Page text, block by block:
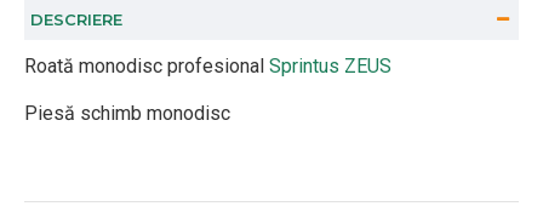
DESCRIERE
Roată monodisc profesional Sprintus ZEUS
Piesă schimb monodisc